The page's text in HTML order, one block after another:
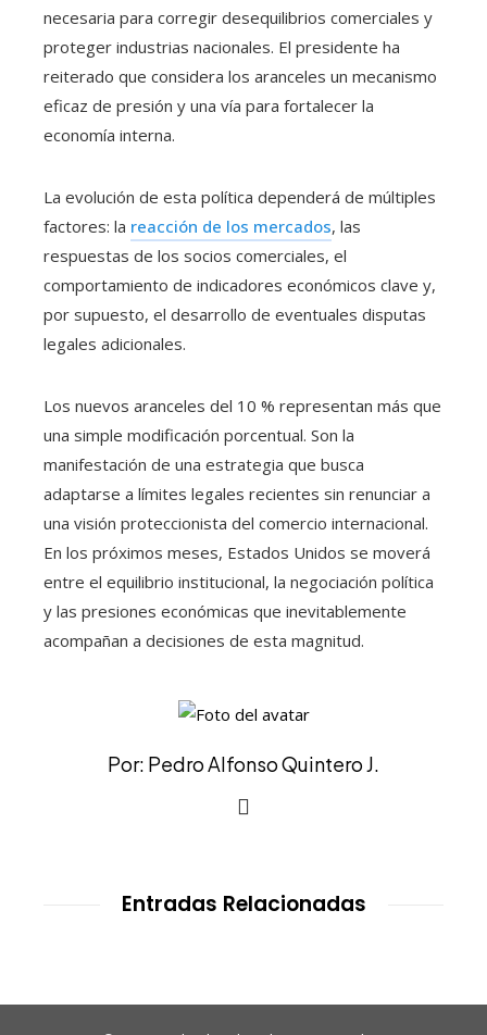
necesaria para corregir desequilibrios comerciales y
proteger industrias nacionales. El presidente ha
reiterado que considera los aranceles un mecanismo
eficaz de presión y una vía para fortalecer la
economía interna.
La evolución de esta política dependerá de múltiples
factores: la reacción de los mercados, las
respuestas de los socios comerciales, el
comportamiento de indicadores económicos clave y,
por supuesto, el desarrollo de eventuales disputas
legales adicionales.
Los nuevos aranceles del 10 % representan más que
una simple modificación porcentual. Son la
manifestación de una estrategia que busca
adaptarse a límites legales recientes sin renunciar a
una visión proteccionista del comercio internacional.
En los próximos meses, Estados Unidos se moverá
entre el equilibrio institucional, la negociación política
y las presiones económicas que inevitablemente
acompañan a decisiones de esta magnitud.
Por: Pedro Alfonso Quintero J.
Entradas Relacionadas